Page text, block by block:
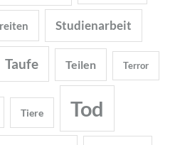
Studienarbeit
Taufe Teilen Terror
Tiere Tod